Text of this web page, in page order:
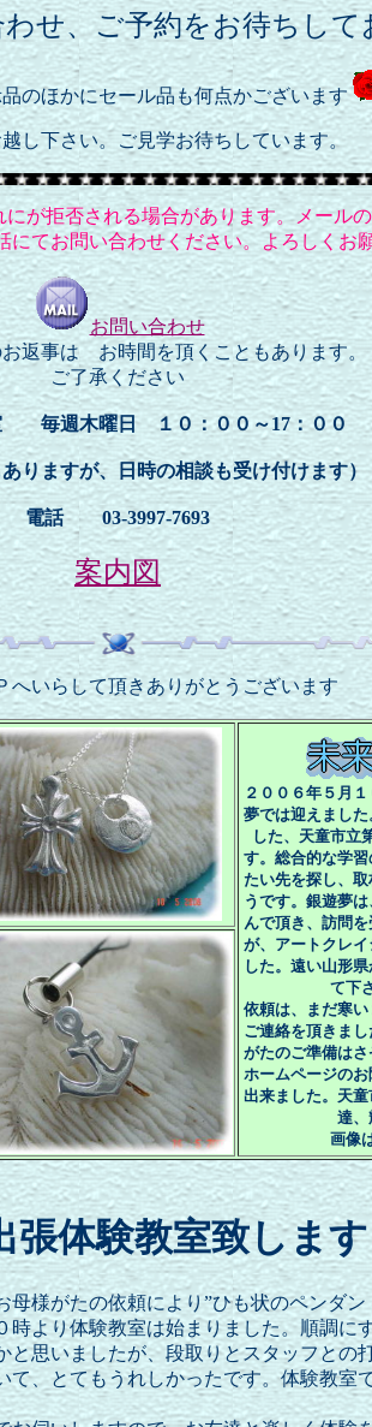
せ、ご予約をお待ちして
のほかにセール品も何点かございます
し下さい。ご見学お待ちしています。
が拒否される場合があります。メールの
てお問い合わせください。よろしくお願
お問い合わせ
返事は お時間を頂くこともあります。
ご了承ください
毎週木曜日 １０：００～17：００
りますが、日時の相談も受け付けます）
電話 03-3997-7693
案内図
へいらして頂きありがとうございます
２００６年５月
夢では迎えまし
した、天童市立
す。総合的な学
たい先を探し、
うです。銀遊夢
んで頂き、訪問
が、アートクレ
した。遠い山形
て下
依頼は、まだ寒
ご連絡を頂きま
がたのご準備はさ
ホームページの
出来ました。天
達、
画像
体験教室致します
がたの依頼により”ひも状のペンダ
より体験教室は始まりました。順調
思いましたが、段取りとスタッフとの
、とてもうれしかったです。体験教